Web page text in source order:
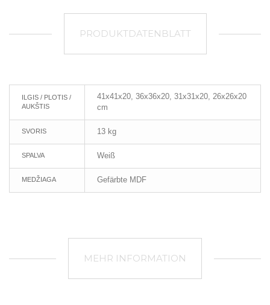
PRODUKTDATENBLATT
ILGIS / PLOTIS /
AUKŠTIS
41x41x20, 36x36x20, 31x31x20, 26x26x20
cm
SVORIS 13 kg
SPALVA Weiß
MEDŽIAGA Gefärbte MDF
MEHR INFORMATION